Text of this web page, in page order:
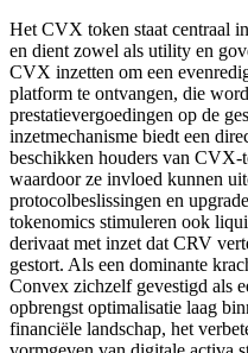
Het CVX token staat centraal
en dient zowel als utility en
CVX inzetten om een
platform te ontvangen, die
prestatievergoedingen op de
inzetmechanisme biedt een
beschikken houders van CVX-
waardoor ze invloed kunnen
protocolbeslissingen en
tokenomics stimuleren ook
derivaat met inzet dat CRV
gestort. Als een dominante
Convex zichzelf gevestigd als
opbrengst optimalisatie laag
financiële landschap, het